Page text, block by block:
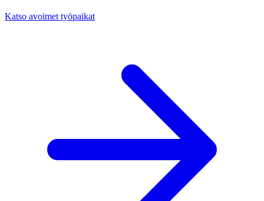
Katso avoimet työpaikat